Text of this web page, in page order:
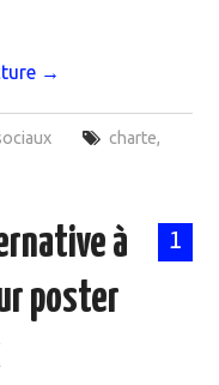
→
charte,
1
à
poster